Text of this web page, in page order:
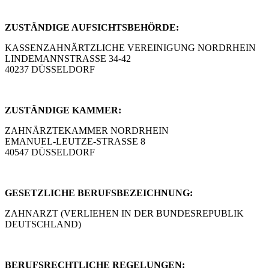
ZUSTÄNDIGE AUFSICHTSBEHÖRDE:
KASSENZAHNÄRTZLICHE VEREINIGUNG NORDRHEIN
LINDEMANNSTRASSE 34-42
40237 DÜSSELDORF
ZUSTÄNDIGE KAMMER:
ZAHNÄRZTEKAMMER NORDRHEIN
EMANUEL-LEUTZE-STRASSE 8
40547 DÜSSELDORF
GESETZLICHE BERUFSBEZEICHNUNG:
ZAHNARZT (VERLIEHEN IN DER BUNDESREPUBLIK
DEUTSCHLAND)
BERUFSRECHTLICHE REGELUNGEN: